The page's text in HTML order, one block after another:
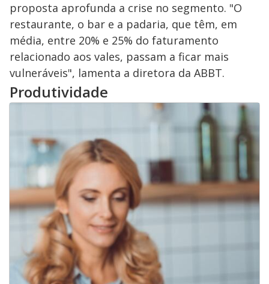
proposta aprofunda a crise no segmento. "O
restaurante, o bar e a padaria, que têm, em
média, entre 20% e 25% do faturamento
relacionado aos vales, passam a ficar mais
vulneráveis", lamenta a diretora da ABBT.
Produtividade